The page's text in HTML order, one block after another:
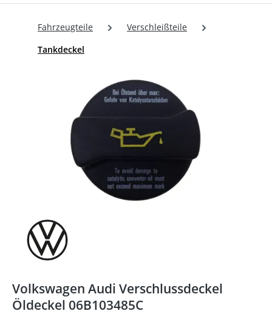
Fahrzeugteile
Verschleißteile
Tankdeckel
Bildergalerie überspringen
Volkswagen Audi Verschlussdeckel
Öldeckel 06B103485C